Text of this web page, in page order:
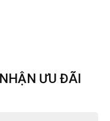
ƯU ĐÃI